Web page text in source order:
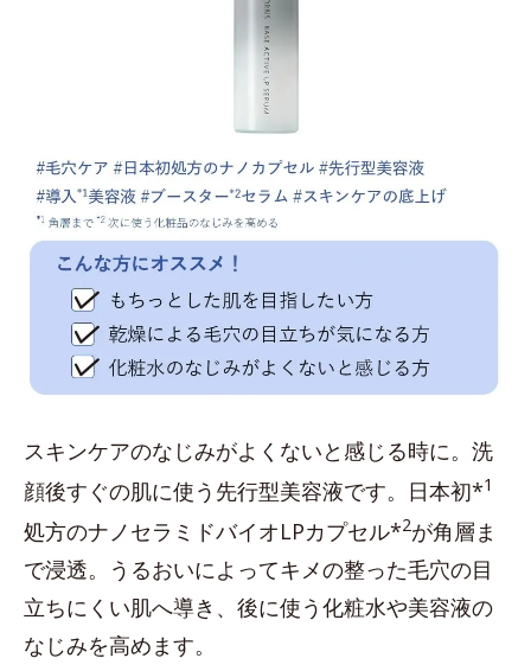
スキンケアのなじみがよくないと感じる時に。洗
顔後すぐの肌に使う先行型美容液です。日本初*1
処方のナノセラミドバイオLPカプセル*2が角層ま
で浸透。うるおいによってキメの整った毛穴の目
立ちにくい肌へ導き、後に使う化粧水や美容液の
なじみを高めます。